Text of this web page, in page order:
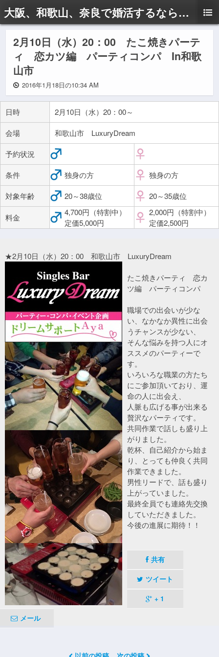
大阪、和歌山、奈良で婚活するならドリームサポートAyaへ
2月10日（水）20：00 たこ焼きパーテ
ィ 恋カツ編 パーティコンパ In和歌
山市
2016年1月18日の10:34 AM
日時 2月10日（水）20：00～
会場 和歌山市 LuxuryDream
予約状況
条件 独身の方 独身の方
対象年齢 20～38歳位 20～35歳位
料金
4,700円（特割中）
定価5,000円
2,000円（特割中）
定価2,500円
★2月10日（水）20：00 和歌山市 LuxuryDream
たこ焼きパーティ 恋カ
ツ編 パーティコンパ
職場での出会いが少な
い、なかなか異性に出会
うチャンスが少ない、
そんな悩みを持つ人にオ
ススメのパーティーで
す。
いろいろな職業の方たち
にご参加頂いており、運
命の人に出会え、
人脈も広げる事が出来る
贅沢なパーティです。
共同作業で話しも盛り上
がりました。
乾杯、自己紹介から始ま
り、とっても仲良く共同
作業できました。
男性リードで、話も盛り
上がっていました。
最終全員でも連絡先交換
していただきました。
今後の進展に期待！！
共有
ツイート
+ 1
メール